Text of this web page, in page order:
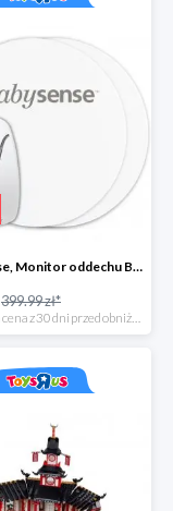
Babysense, Monitor oddechu Babysense BS-7
399.99 zł*